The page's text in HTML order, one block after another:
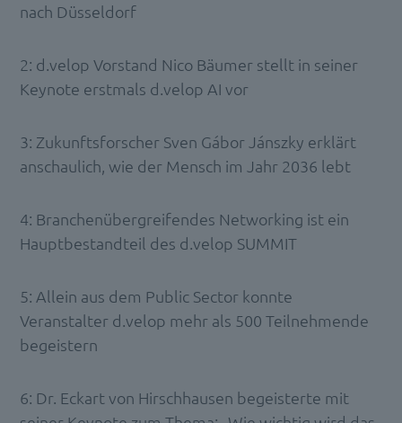
nach Düsseldorf
2: d.velop Vorstand Nico Bäumer stellt in seiner
Keynote erstmals d.velop AI vor
3: Zukunftsforscher Sven Gábor Jánszky erklärt
anschaulich, wie der Mensch im Jahr 2036 lebt
4: Branchenübergreifendes Networking ist ein
Hauptbestandteil des d.velop SUMMIT
5: Allein aus dem Public Sector konnte
Veranstalter d.velop mehr als 500 Teilnehmende
begeistern
6: Dr. Eckart von Hirschhausen begeisterte mit